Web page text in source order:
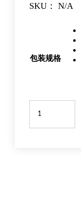
SKU： N/A
包装规格
Sepharose